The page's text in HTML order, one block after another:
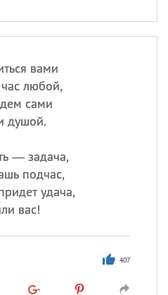
вами
любой,
сами
душой.
— задача,
подчас,
удача,
вас!
407